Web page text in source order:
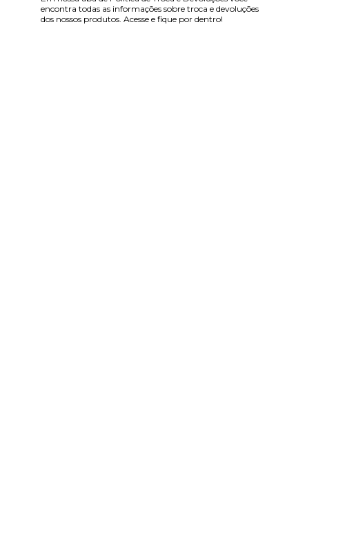
encontra todas as informações sobre troca e devoluções
dos nossos produtos. Acesse e fique por dentro!